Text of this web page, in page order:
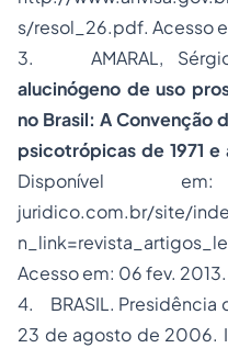
s/resol_26.pdf. Acesso
3. AMARAL,
alucinógeno de uso
no Brasil: A Convenção
psicotrópicas de 1971
Disponível em:
juridico.com.br/site/
Acesso em: 06 fev. 2013.
4. BRASIL. Presidência
23 de agosto de 2006.